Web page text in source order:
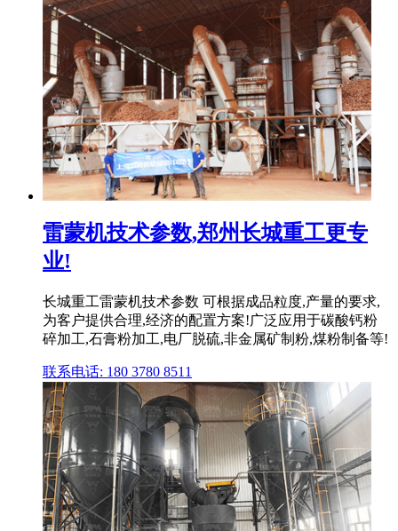
雷蒙机技术参数,郑州长城重工更专
业!
长城重工雷蒙机技术参数 可根据成品粒度,产量的要求,
为客户提供合理,经济的配置方案!广泛应用于碳酸钙粉
碎加工,石膏粉加工,电厂脱硫,非金属矿制粉,煤粉制备等!
联系电话: 180 3780 8511